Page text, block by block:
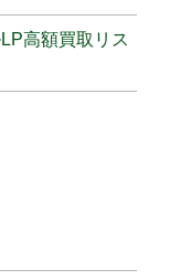
高額買取リス